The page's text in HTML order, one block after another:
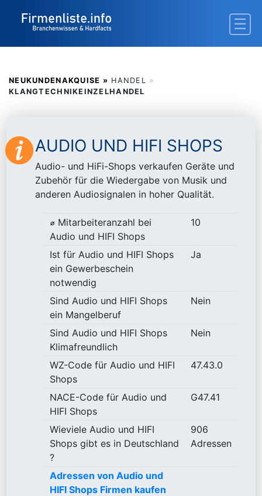
NEUKUNDENAKQUISE » HANDEL »
KLANGTECHNIKEINZELHANDEL
AUDIO UND HIFI SHOPS
Audio- und HiFi-Shops verkaufen Geräte und
Zubehör für die Wiedergabe von Musik und
anderen Audiosignalen in hoher Qualität.
⌀ Mitarbeiteranzahl bei
Audio und HIFI Shops
10
Ist für Audio und HIFI Shops
ein Gewerbeschein
notwendig
Ja
Sind Audio und HIFI Shops
ein Mangelberuf
Nein
Sind Audio und HIFI Shops
Klimafreundlich
Nein
WZ-Code für Audio und HIFI
Shops
47.43.0
NACE-Code für Audio und
HIFI Shops
G47.41
Wieviele Audio und HIFI
Shops gibt es in Deutschland
?
906
Adressen
Adressen von Audio und
HIFI Shops Firmen kaufen